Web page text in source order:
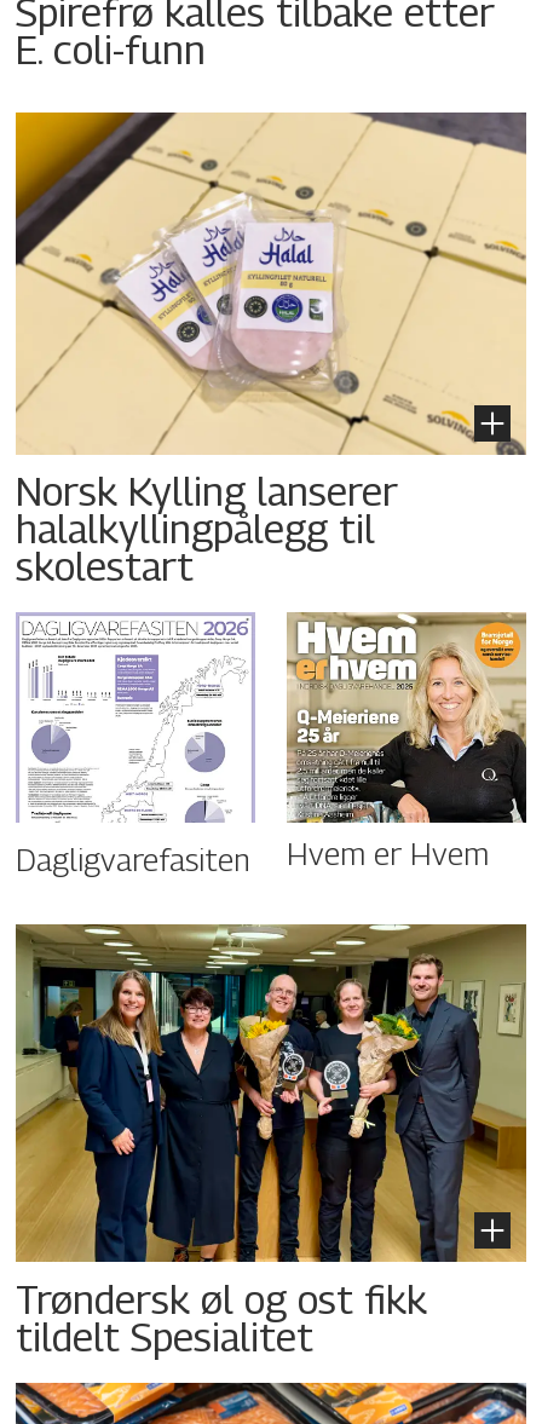
Spirefrø kalles tilbake etter
E. coli-funn
Norsk Kylling lanserer
halalkyllingpålegg til
skolestart
Dagligvarefasiten Hvem er Hvem
Trøndersk øl og ost fikk
tildelt Spesialitet